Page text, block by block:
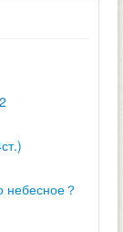
небесное？